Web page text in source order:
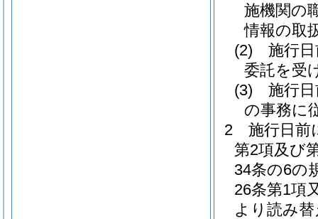
施機関の
情報の取
(2)
施行
委託を受
(3)
施行
の事務に
2
施行日前
第2項及び
34条の6の
26条第1項
より読み